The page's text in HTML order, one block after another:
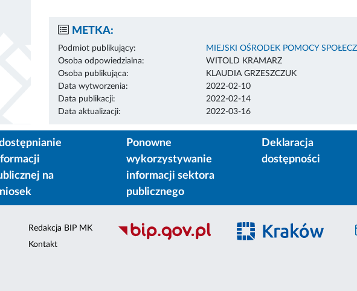
METKA:
Podmiot publikujący:
MIEJSKI OŚRODEK POMOCY
Osoba odpowiedzialna:
WITOLD KRAMARZ
Osoba publikująca:
KLAUDIA GRZESZCZUK
Data wytworzenia:
2022-02-10
Data publikacji:
2022-02-14
Data aktualizacji:
2022-03-16
na
Ponowne
wykorzystywanie
informacji sektora
publicznego
Deklaracja
dostępności
Redakcja BIP MK
Kontakt